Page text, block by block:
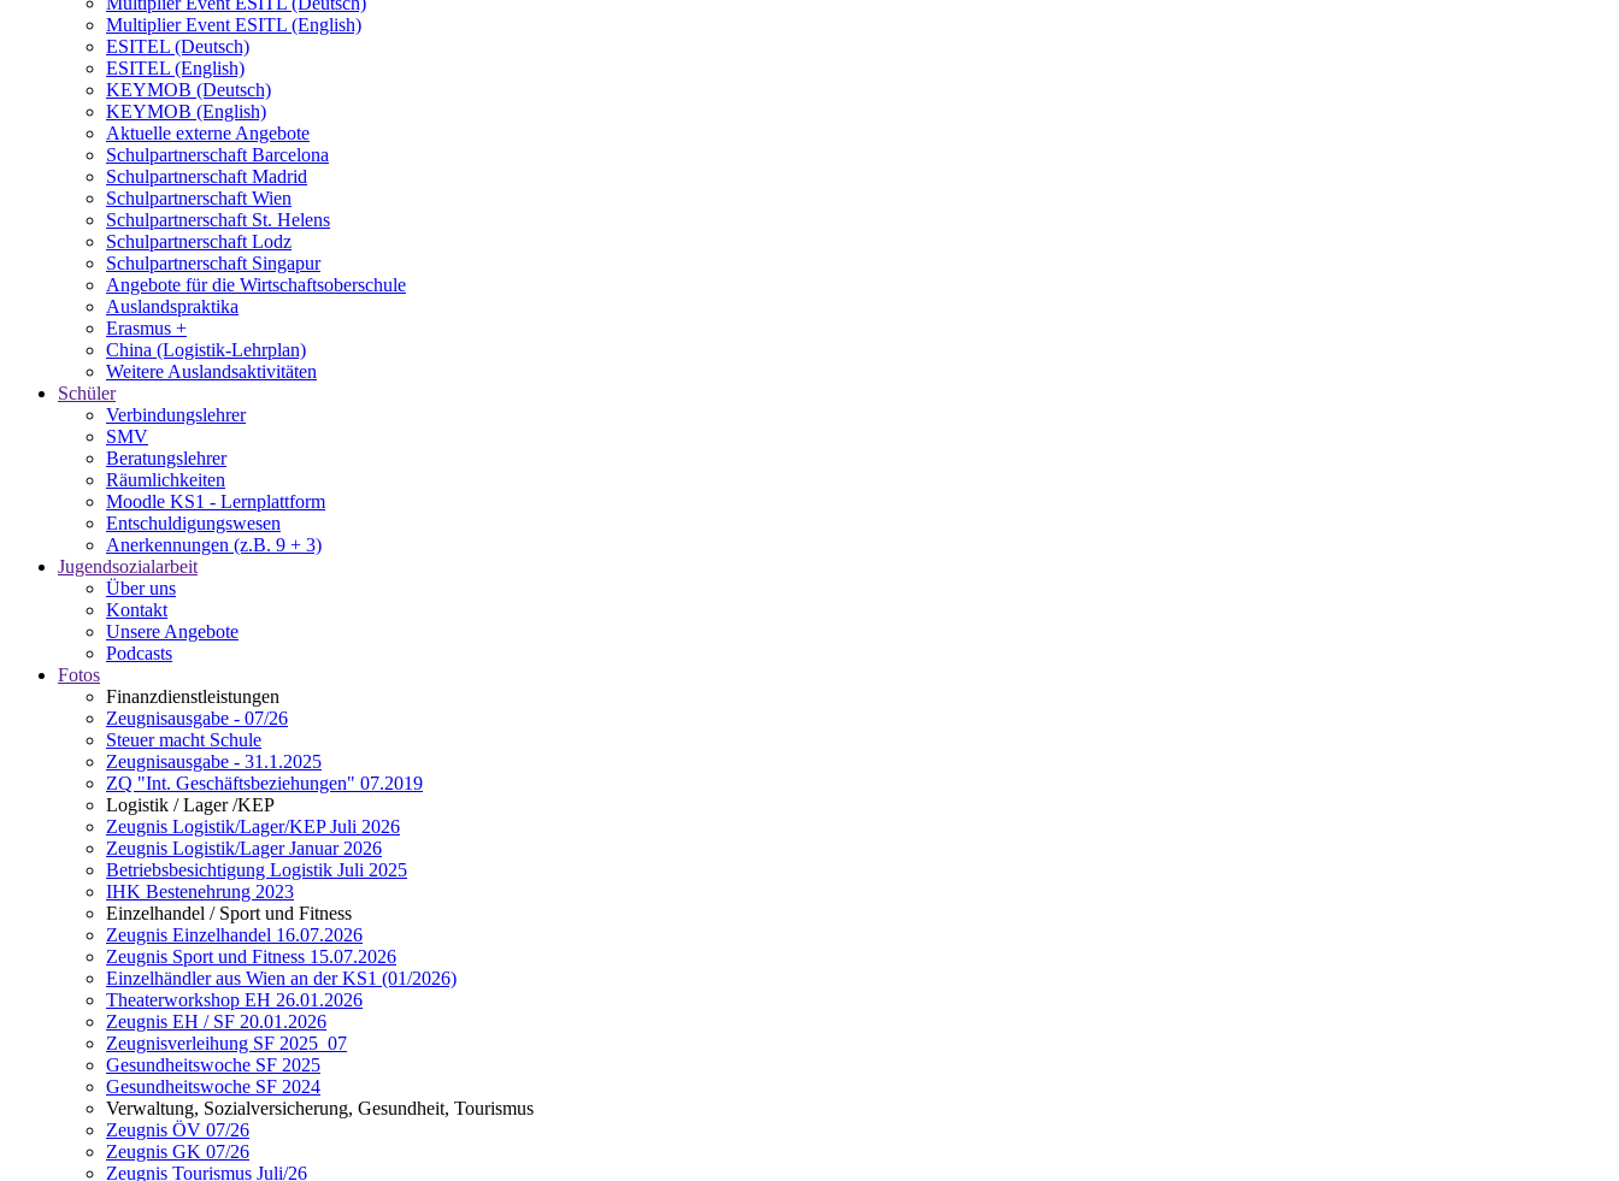
Multiplier Event ESITL (English)
ESITEL (Deutsch)
ESITEL (English)
KEYMOB (Deutsch)
KEYMOB (English)
Aktuelle externe Angebote
Schulpartnerschaft Barcelona
Schulpartnerschaft Madrid
Schulpartnerschaft Wien
Schulpartnerschaft St. Helens
Schulpartnerschaft Lodz
Schulpartnerschaft Singapur
Angebote für die Wirtschaftsoberschule
Auslandspraktika
Erasmus +
China (Logistik-Lehrplan)
Weitere Auslandsaktivitäten
Schüler
Verbindungslehrer
SMV
Beratungslehrer
Räumlichkeiten
Moodle KS1 - Lernplattform
Entschuldigungswesen
Anerkennungen (z.B. 9 + 3)
Jugendsozialarbeit
Über uns
Kontakt
Unsere Angebote
Podcasts
Fotos
Finanzdienstleistungen
Zeugnisausgabe - 07/26
Steuer macht Schule
Zeugnisausgabe - 31.1.2025
ZQ "Int. Geschäftsbeziehungen" 07.2019
Logistik / Lager /KEP
Zeugnis Logistik/Lager/KEP Juli 2026
Zeugnis Logistik/Lager Januar 2026
Betriebsbesichtigung Logistik Juli 2025
IHK Bestenehrung 2023
Einzelhandel / Sport und Fitness
Zeugnis Einzelhandel 16.07.2026
Zeugnis Sport und Fitness 15.07.2026
Einzelhändler aus Wien an der KS1 (01/2026)
Theaterworkshop EH 26.01.2026
Zeugnis EH / SF 20.01.2026
Zeugnisverleihung SF 2025_07
Gesundheitswoche SF 2025
Gesundheitswoche SF 2024
Verwaltung, Sozialversicherung, Gesundheit, Tourismus
Zeugnis ÖV 07/26
Zeugnis GK 07/26
Zeugnis Tourismus Juli/26